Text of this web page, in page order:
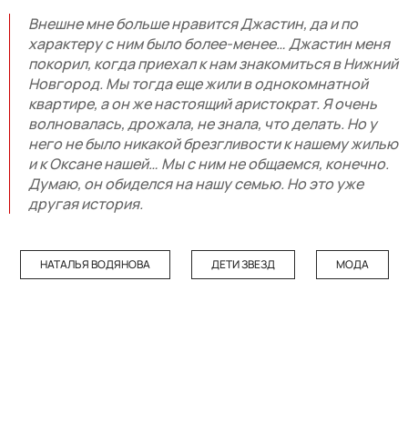
Внешне мне больше нравится Джастин, да и по
характеру с ним было более-менее… Джастин меня
покорил, когда приехал к нам знакомиться в Нижний
Новгород. Мы тогда еще жили в однокомнатной
квартире, а он же настоящий аристократ. Я очень
волновалась, дрожала, не знала, что делать. Но у
него не было никакой брезгливости к нашему жилью
и к Оксане нашей… Мы с ним не общаемся, конечно.
Думаю, он обиделся на нашу семью. Но это уже
другая история.
НАТАЛЬЯ ВОДЯНОВА ДЕТИ ЗВЕЗД МОДА